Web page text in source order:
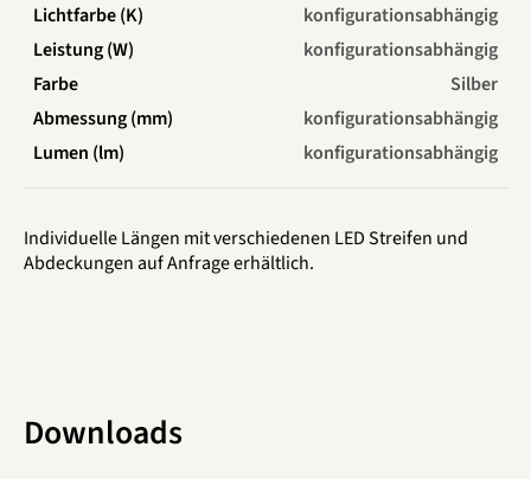
konfigurationsabhängig
konfigurationsabhängig
Silber
konfigurationsabhängig
konfigurationsabhängig
Individuelle Längen mit verschiedenen LED Streifen und
Abdeckungen auf Anfrage erhältlich.
Downloads